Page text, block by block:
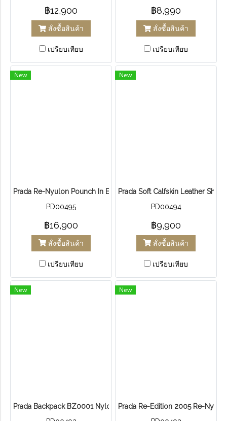
฿12,900
สั่งซื้อสินค้า
เปรียบเทียบ
฿8,990
สั่งซื้อสินค้า
เปรียบเทียบ
New
Prada Re-Nyulon Pounch In Enameled
PD00495
฿16,900
สั่งซื้อสินค้า
เปรียบเทียบ
New
Prada Soft Calfskin Leather
PD00494
฿9,900
สั่งซื้อสินค้า
เปรียบเทียบ
New
Prada Backpack BZ0001 Nylon
New
Prada Re-Edition 2005 Re-Nylon